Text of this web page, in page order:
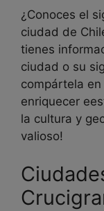
¿Conoces el
ciudad de
tienes
ciudad o su
compártela
enriquecer
la cultura y
valioso!